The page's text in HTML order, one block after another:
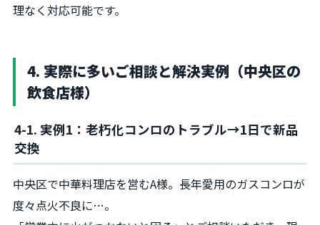
理なく対応可能です。
4. 実際に多いご相談と解決実例（中央区の
飲食店様）
4-1. 実例1：老朽化コンロのトラブル→1日で新品
交換
中央区で中華料理店を営むA様。長年愛用のガスコンロが
度々点火不良に…。